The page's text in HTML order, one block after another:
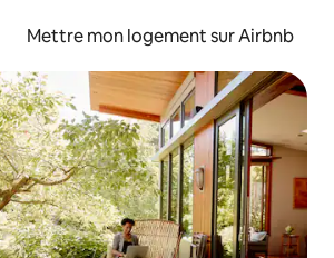
Mettre mon logement sur Airbnb